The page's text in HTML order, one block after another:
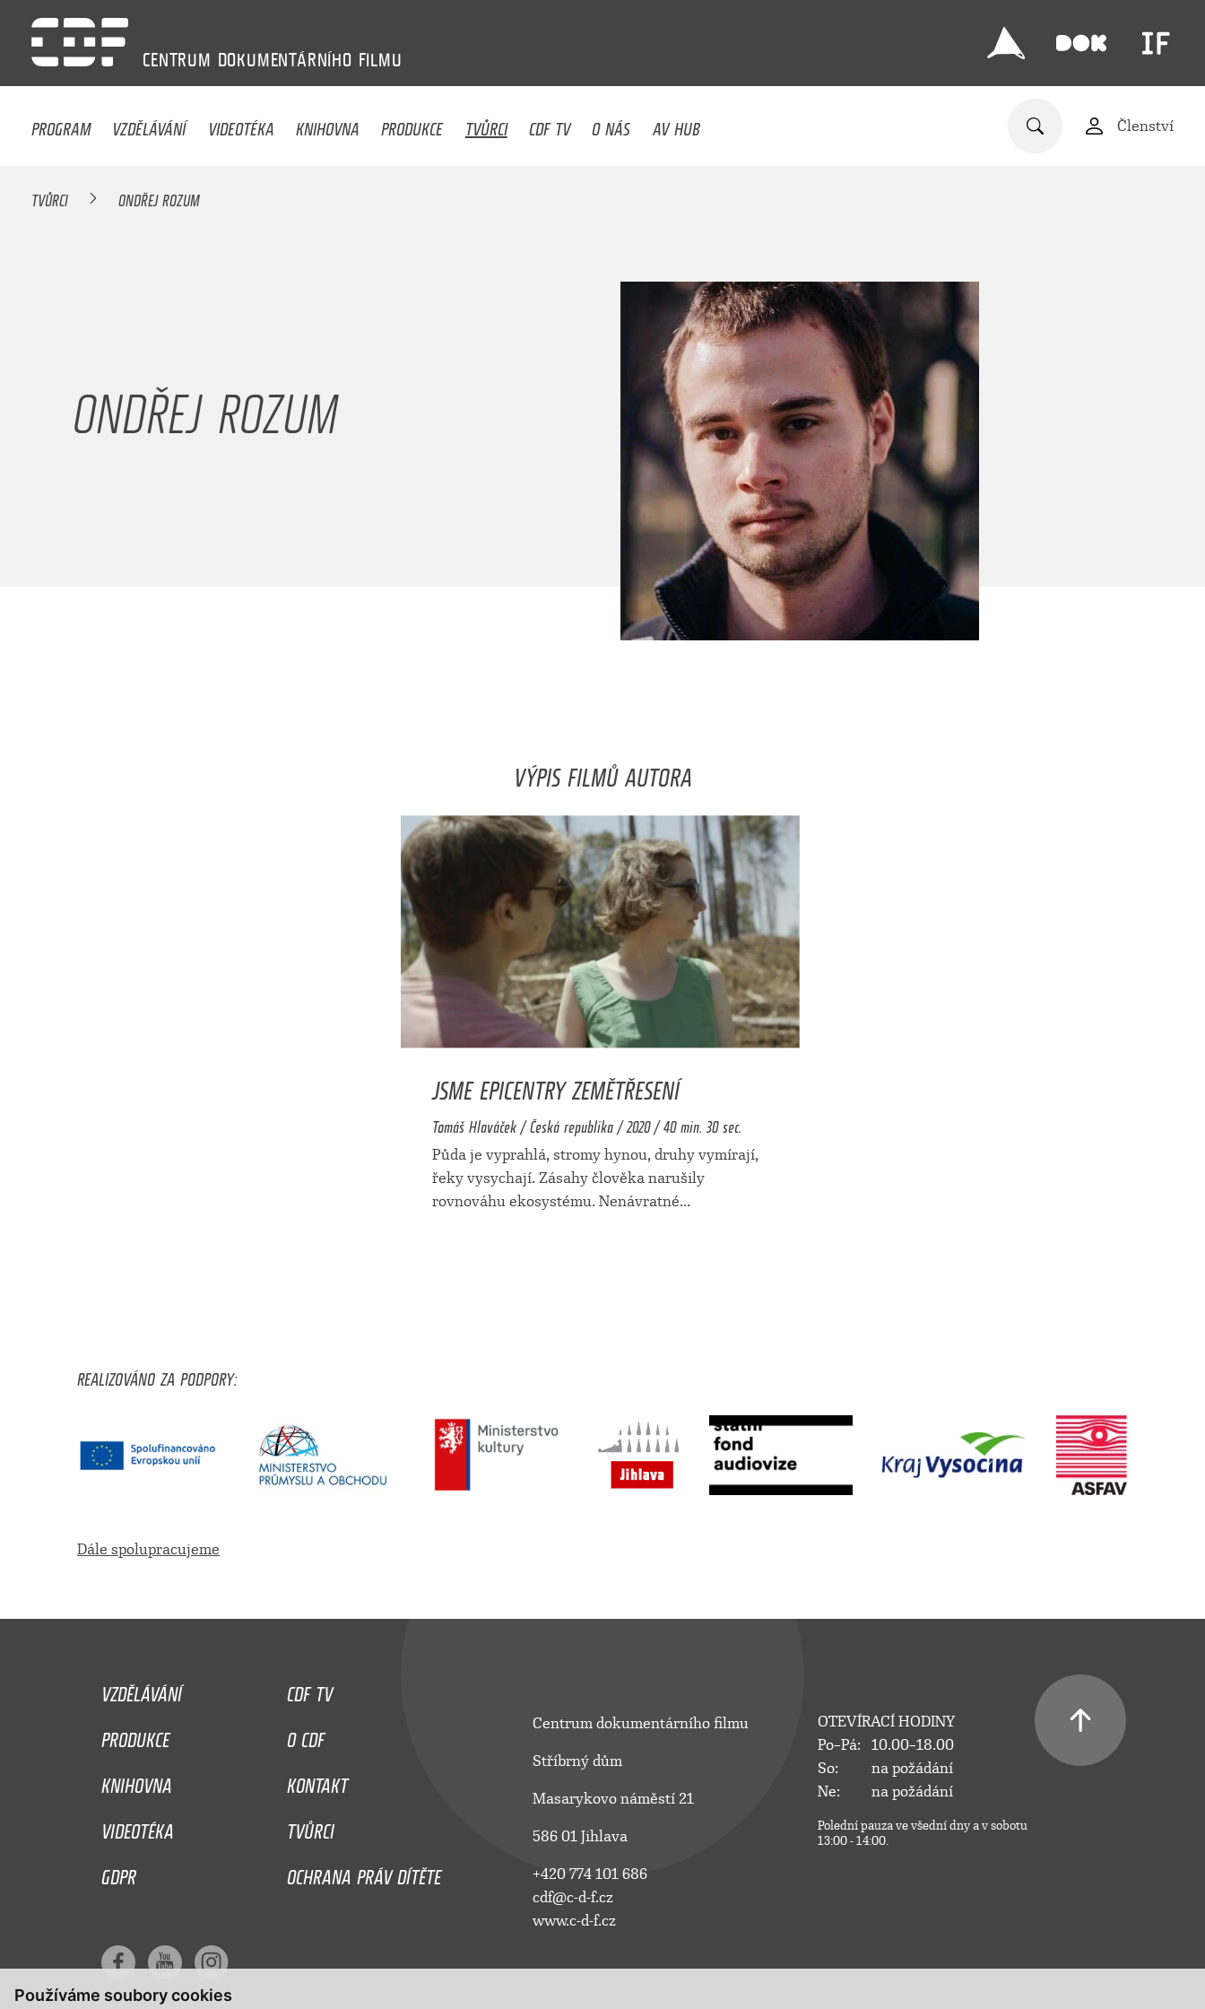
Používáme soubory cookies
CENTRUM DOKUMENTÁRNÍHO FILMU
PROGRAM VZDĚLÁVÁNÍ VIDEOTÉKA KNIHOVNA PRODUKCE TVŮRCI CDF TV O NÁS AV HUB Členství
TVŮRCI ONDŘEJ ROZUM
ONDŘEJ ROZUM
VÝPIS FILMŮ AUTORA
JSME EPICENTRY ZEMĚTŘESENÍ
Tomáš Hlaváček / Česká republika / 2020 / 40 min. 30 sec.
Půda je vyprahlá, stromy hynou, druhy vymírají,
řeky vysychají. Zásahy člověka narušily
rovnováhu ekosystému. Nenávratné...
REALIZOVÁNO ZA PODPORY:
Dále spolupracujeme
VZDĚLÁVÁNÍ
CDF TV
PRODUKCE
O CDF
KNIHOVNA
KONTAKT
VIDEOTÉKA
TVŮRCI
GDPR
OCHRANA PRÁV DÍTĚTE
Centrum dokumentárního filmu
Stříbrný dům
Masarykovo náměstí 21
586 01 Jihlava
+420 774 101 686
cdf@c-d-f.cz
www.c-d-f.cz
OTEVÍRACÍ HODINY
Po–Pá:
10.00–18.00
So:
na požádání
Ne:
na požádání
Polední pauza ve všední dny a v sobotu
13:00 - 14:00.